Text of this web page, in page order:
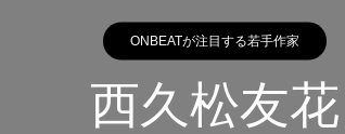
ONBEATが注目する若手作家
西久松友花